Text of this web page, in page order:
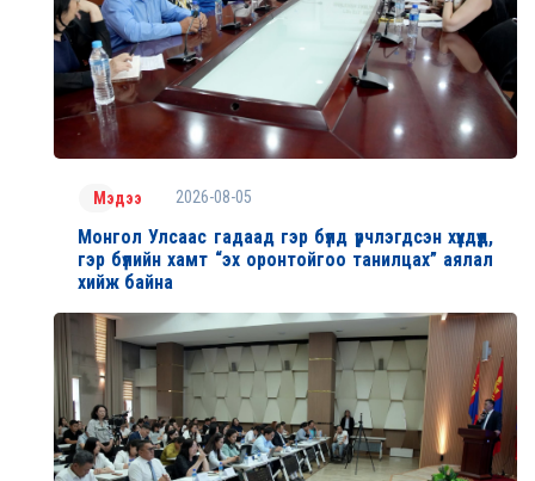
Мэдээ 2026-08-05
Монгол Улсаас гадаад гэр бүлд үрчлэгдсэн хүүхдүүд,
гэр бүлийн хамт “эх оронтойгоо танилцах” аялал
хийж байна